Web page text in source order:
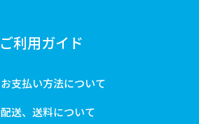
ご利用ガイド
お支払い方法について
配送、送料について